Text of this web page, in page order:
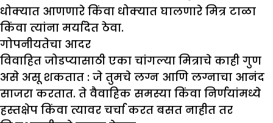
धोक्यात आणणारे किंवा धोक्यात घालणारे मित्र टाळा
किंवा त्यांना मर्यादेत ठेवा.
गोपनीयतेचा आदर
विवाहित जोडप्यासाठी एका चांगल्या मित्राचे काही गुण
असे असू शकतात : जे तुमचे लग्न आणि लग्नाचा आनंद
साजरा करतात. ते वैवाहिक समस्या किंवा निर्णयांमध्ये
हस्तक्षेप किंवा त्यावर चर्चा करत बसत नाहीत तर